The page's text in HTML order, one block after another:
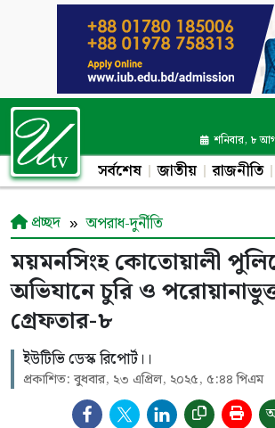
শনিবার, ৮
সর্বশেষ জাতীয় রাজনীতি
প্রচ্ছদ অপরাধ-দুর্নীতি
ময়মনসিংহ কোতোয়ালী
অভিযানে চুরি ও
গ্রেফতার-৮
ইউটিভি ডেস্ক রিপোর্ট।।
প্রকাশিত: বুধবার, ২৩ এপ্রিল, ২০২৫, ৫:৪৪ পিএম